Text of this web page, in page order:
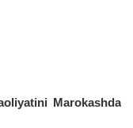
Marokashda